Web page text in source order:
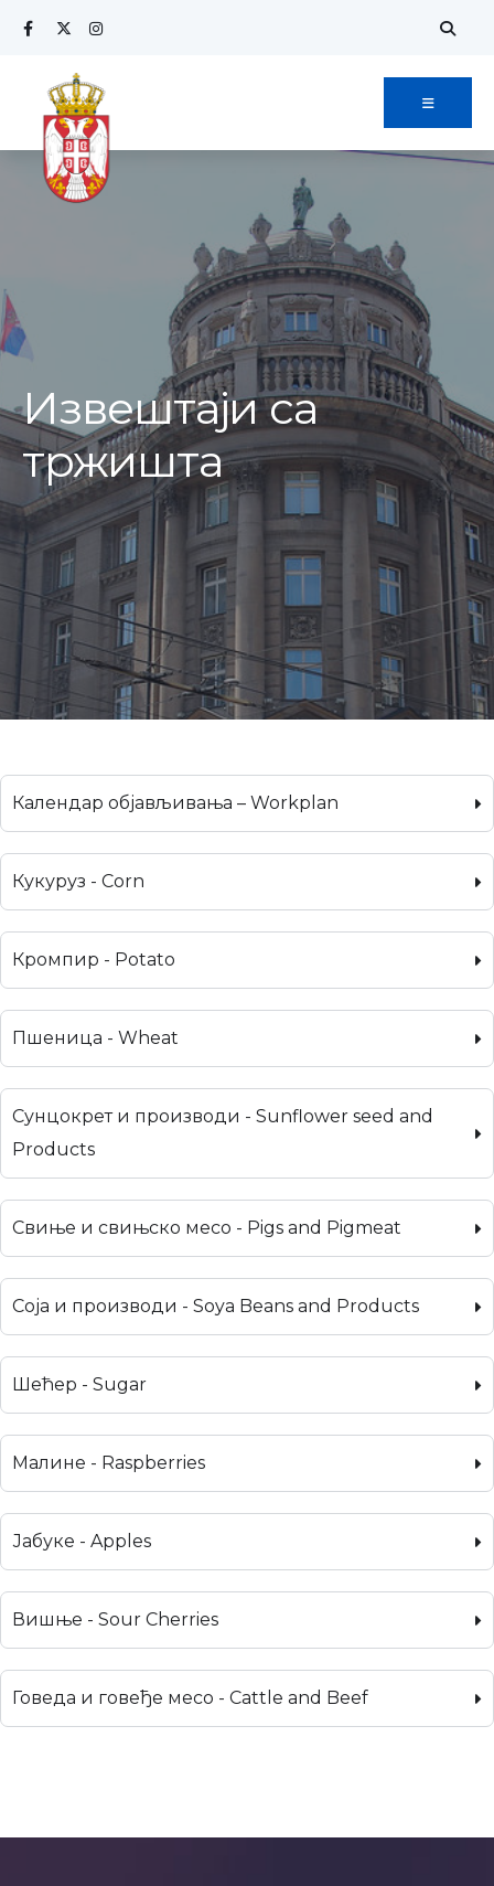
Извештаји са
тржишта
Календар објављивања – Workplan
Кукуруз - Corn
Кромпир - Potato
Пшеница - Wheat
Сунцокрет и производи - Sunflower seed and
Products
Свиње и свињско месо - Pigs and Pigmeat
Соја и производи - Soya Beans and Products
Шећер - Sugar
Малине - Raspberries
Јабуке - Apples
Вишње - Sour Cherries
Говеда и говеђе месо - Cattle and Beef